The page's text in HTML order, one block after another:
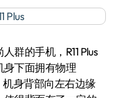
的手机，R11 Plus
身下面拥有物理
身背部向左右边缘